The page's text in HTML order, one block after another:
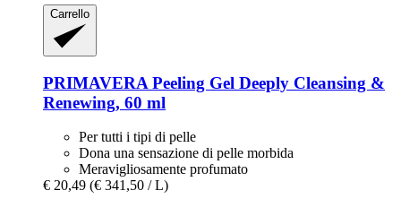
Carrello
PRIMAVERA Peeling Gel Deeply Cleansing &
Renewing, 60 ml
Per tutti i tipi di pelle
Dona una sensazione di pelle morbida
Meravigliosamente profumato
€ 20,49 (€ 341,50 / L)